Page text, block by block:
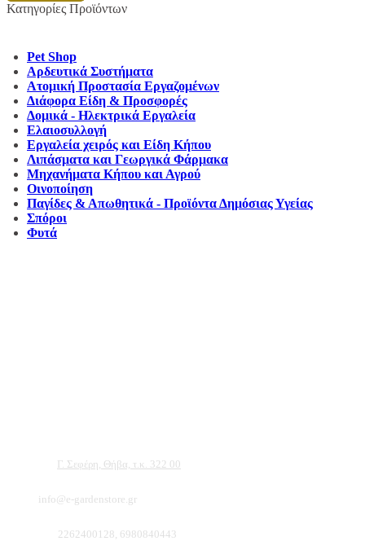
Κατηγορίες Προϊόντων
Pet Shop
Αρδευτικά Συστήματα
Ατομική Προστασία Εργαζομένων
Διάφορα Είδη & Προσφορές
Δομικά - Ηλεκτρικά Εργαλεία
Ελαιοσυλλογή
Εργαλεία χειρός και Είδη Κήπου
Λιπάσματα και Γεωργικά Φάρμακα
Μηχανήματα Κήπου και Αγρού
Οινοποίηση
Παγίδες & Απωθητικά - Προϊόντα Δημόσιας Υγείας
Σπόροι
Φυτά
Γ. Σεφέρη, Θήβα, τ.κ. 322 00
info@e-gardenstore.gr
2262400128, 6980840443